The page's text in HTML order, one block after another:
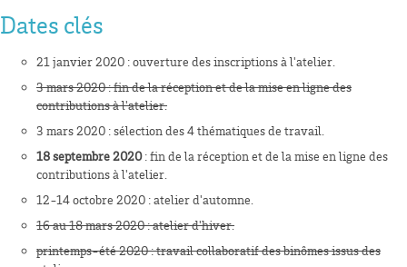
Dates clés
21 janvier 2020 : ouverture des inscriptions à l'atelier.
3 mars 2020 : fin de la réception et de la mise en ligne des
contributions à l'atelier.
3 mars 2020 : sélection des 4 thématiques de travail.
18 septembre 2020: fin de la réception et de la mise en ligne des
contributions à l'atelier.
12-14 octobre 2020 : atelier d'automne.
16 au 18 mars 2020 : atelier d'hiver.
printemps-été 2020 : travail collaboratif des binômes issus des